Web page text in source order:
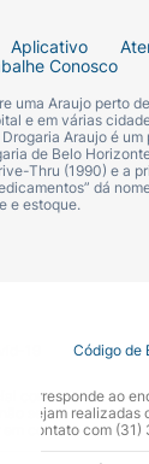
Aplicativo
Conosco
uma Araujo perto
e em várias
Araujo é
de Belo
Thru (1990) e a
dá
e estoque.
19 Código de
corresponde ao
sejam
em contato com